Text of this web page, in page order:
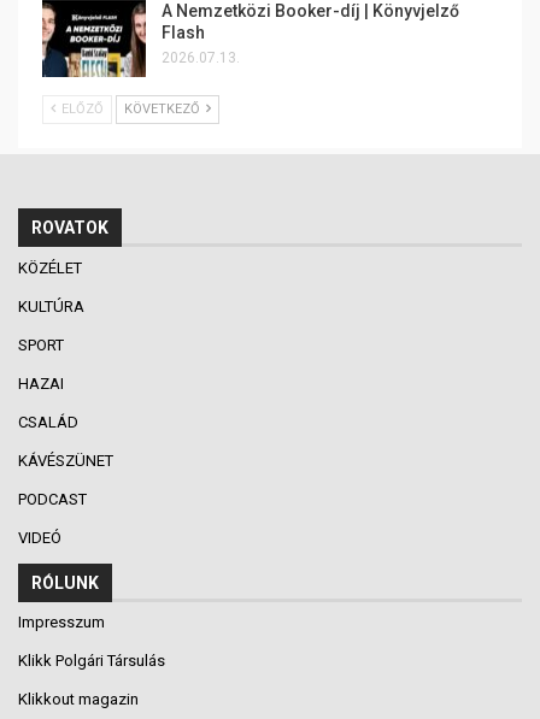
A Nemzetközi Booker-díj | Könyvjelző
Flash
2026.07.13.
ELŐZŐ KÖVETKEZŐ
ROVATOK
KÖZÉLET
KULTÚRA
SPORT
HAZAI
CSALÁD
KÁVÉSZÜNET
PODCAST
VIDEÓ
RÓLUNK
Impresszum
Klikk Polgári Társulás
Klikkout magazin